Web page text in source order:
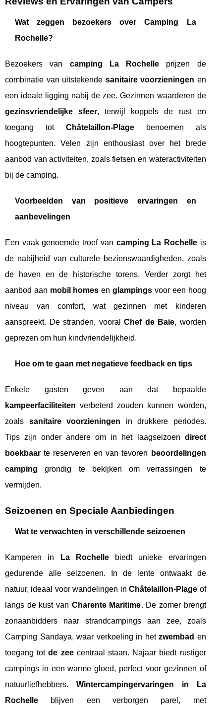
Wat zeggen bezoekers over Camping La
Rochelle?
Bezoekers van camping La Rochelle prijzen de
combinatie van uitstekende sanitaire voorzieningen en
een ideale ligging nabij de zee. Gezinnen waarderen de
gezinsvriendelijke sfeer, terwijl koppels de rust en
toegang tot Châtelaillon-Plagebenoemen als
hoogtepunten. Velen zijn enthousiast over het brede
aanbod van activiteiten, zoals fietsen en wateractiviteiten
bij de camping.
Voorbeelden van positieve ervaringen en
aanbevelingen
Een vaak genoemde troef van camping La Rochelleis
de nabijheid van culturele bezienswaardigheden, zoals
de haven en de historische torens. Verder zorgt het
aanbod aan mobil homes englampings voor een hoog
niveau van comfort, wat gezinnen met kinderen
aanspreekt. De stranden, vooralChef de Baie, worden
geprezen om hun kindvriendelijkheid.
Hoe om te gaan met negatieve feedback en tips
Enkele gasten geven aan dat bepaalde
kampeerfaciliteiten verbeterd zouden kunnen worden,
zoals sanitaire voorzieningen in drukkere periodes.
Tips zijn onder andere om in het laagseizoen direct
boekbaar te reserveren en van tevoren
beoordelingen
camping grondig te bekijken om verrassingen te
vermijden.
Seizoenen en Speciale Aanbiedingen
Wat te verwachten in verschillende seizoenen
Kamperen in La Rochellebiedt unieke ervaringen
gedurende alle seizoenen. In de lente ontwaakt de
natuur, ideaal voor wandelingen inChâtelaillon-Plage of
langs de kust van Charente Maritime. De zomer brengt
zonaanbidders naar strandcampings aan zee, zoals
Camping Sandaya, waar verkoeling in hetzwembad en
toegang totde zeecentraal staan. Najaar biedt rustiger
campings in een warme gloed, perfect voor gezinnen of
natuurliefhebbers. Wintercampingervaringen in La
Rochelle blijven een verborgen parel, met